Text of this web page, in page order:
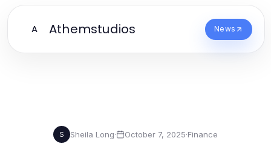
A Athemstudios News
S Sheila Long· October 7, 2025·Finance